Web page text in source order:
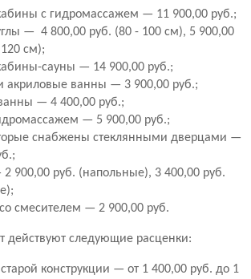
с гидромассажем — 11 900,00 руб.;
— 4 800,00 руб. (80 - 100 см), 5 900,00
см);
сауны — 14 900,00 руб.;
акриловые ванны — 3 900,00 руб.;
— 4 400,00 руб.;
— 5 900,00 руб.;
снабжены стеклянными дверцами —
900,00 руб. (напольные), 3 400,00 руб.
смесителем — 2 900,00 руб.
действуют следующие расценки:
конструкции — от 1 400,00 руб. до 1